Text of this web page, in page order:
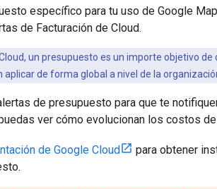
específico para tu uso de Google
de Facturación de Cloud.
un presupuesto es un importe objetivo
aplicar de forma global a nivel de la
de presupuesto para que te
ver cómo evolucionan los costos
de Google Cloud
para obtener